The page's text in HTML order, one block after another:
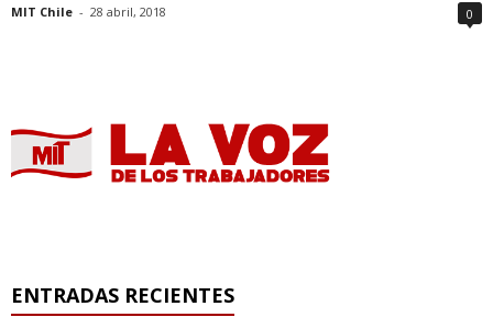
MIT Chile - 28 abril, 2018 0
ENTRADAS RECIENTES